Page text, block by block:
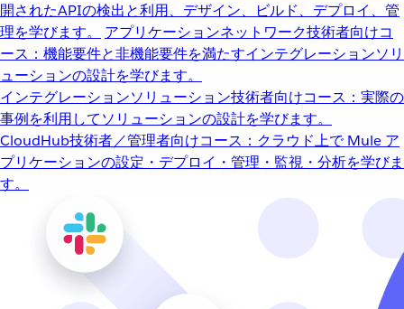
開されたAPIの検出と利用、デザイン、ビルド、デプロイ、管
理を学びます。
アプリケーションネットワーク技術者向けコ
ース：機能要件と非機能要件を満たすインテグレーションソリ
ューションの設計を学びます。
インテグレーションソリューション技術者向けコース：実際の
事例を利用してソリューションの設計を学びます。
CloudHub技術者／管理者向けコース：クラウド上で Mule ア
プリケーションの設定・デプロイ・管理・監視・分析を学びま
す。